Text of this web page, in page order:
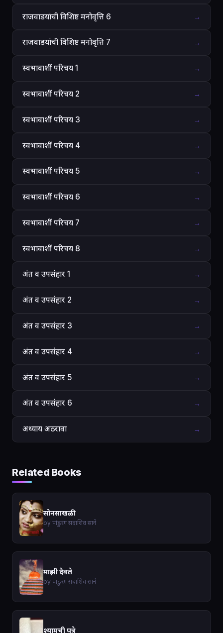
राजवाडयांची विशिष्ट मनोवृत्ति 6 →
राजवाडयांची विशिष्ट मनोवृत्ति 7 →
स्वभावाशीं परिचय 1 →
स्वभावाशीं परिचय 2 →
स्वभावाशीं परिचय 3 →
स्वभावाशीं परिचय 4 →
स्वभावाशीं परिचय 5 →
स्वभावाशीं परिचय 6 →
स्वभावाशीं परिचय 7 →
स्वभावाशीं परिचय 8 →
अंत व उपसंहार 1 →
अंत व उपसंहार 2 →
अंत व उपसंहार 3 →
अंत व उपसंहार 4 →
अंत व उपसंहार 5 →
अंत व उपसंहार 6 →
अध्याय अठरावा →
Related Books
सोनसाखळी
by पांडुरंग सदाशिव साने
माझी दैवते
by पांडुरंग सदाशिव साने
श्यामची पत्रे